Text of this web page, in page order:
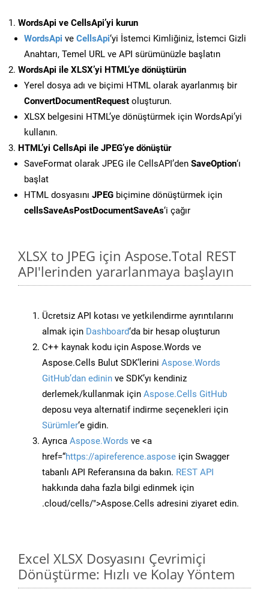
WordsApi ve CellsApi’yi kurun
WordsApi ve CellsApi‘yi İstemci Kimliğiniz, İstemci Gizli
Anahtarı, Temel URL ve API sürümünüzle başlatın
WordsApi ile XLSX’yi HTML’ye dönüştürün
Yerel dosya adı ve biçimi HTML olarak ayarlanmış bir
ConvertDocumentRequest oluşturun.
XLSX belgesini HTML’ye dönüştürmek için WordsApi’yi
kullanın.
HTML’yi CellsApi ile JPEG’ye dönüştür
SaveFormat olarak JPEG ile CellsAPI’den SaveOption‘ı
başlat
HTML dosyasını JPEG biçimine dönüştürmek için
cellsSaveAsPostDocumentSaveAs‘i çağır
XLSX to JPEG için Aspose.Total REST
API'lerinden yararlanmaya başlayın
Ücretsiz API kotası ve yetkilendirme ayrıntılarını
almak için Dashboard‘da bir hesap oluşturun
C++ kaynak kodu için Aspose.Words ve
Aspose.Cells Bulut SDK’lerini Aspose.Words
GitHub’dan edinin ve SDK’yı kendiniz
derlemek/kullanmak için Aspose.Cells GitHub
deposu veya alternatif indirme seçenekleri için
Sürümler‘e gidin.
Ayrıca Aspose.Words ve <a
href=“https://apireference.aspose için Swagger
tabanlı API Referansına da bakın. REST API
hakkında daha fazla bilgi edinmek için
.cloud/cells/">Aspose.Cells adresini ziyaret edin.
Excel XLSX Dosyasını Çevrimiçi
Dönüştürme: Hızlı ve Kolay Yöntem